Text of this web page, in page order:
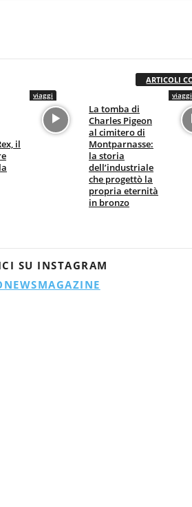
ARTICOLI
il
viaggi
La tomba di
Charles Pigeon
al cimitero di
Montparnasse:
la storia
dell’industriale
che progettò la
propria eternità
in bronzo
viaggi
SU INSTAGRAM